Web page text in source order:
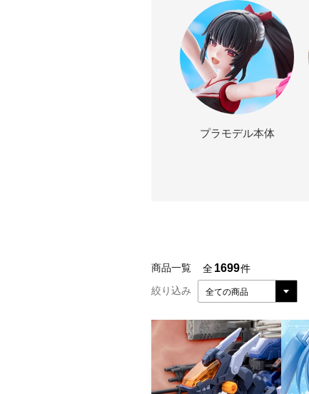
プラモデル本体
商品一覧 全1699件
絞り込み 全ての商品